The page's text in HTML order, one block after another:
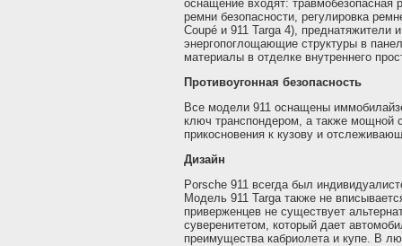
оснащение входят: травмобезопасная
ремни безопасности, регулировка
Coupé и 911 Targa 4), преднатяжители
энергопоглощающие структуры в
материалы в отделке внутреннего
Противоугонная безопасность
Все модели 911 оснащены
ключ транспондером, а также мощной
прикосновения к кузову и
Дизайн
Porsche 911 всегда был
Модель 911 Targa также не
приверженцев не существует
суверенитетом, который дает
преимущества кабриолета и купе. В